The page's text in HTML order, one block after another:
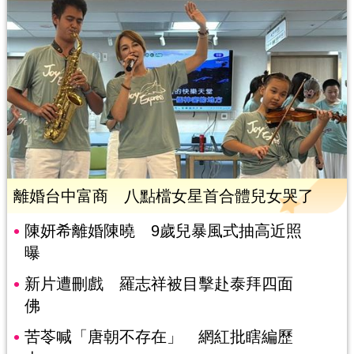
離婚台中富商 八點檔女星首合體兒女哭了
陳妍希離婚陳曉 9歲兒暴風式抽高近照
曝
新片遭刪戲 羅志祥被目擊赴泰拜四面
佛
苦苓喊「唐朝不存在」 網紅批瞎編歷